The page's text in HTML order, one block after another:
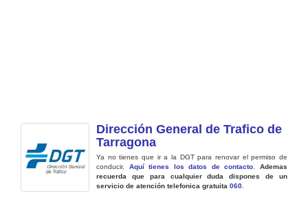
Dirección General de Trafico de
Tarragona
Ya no tienes que ir a la DGT para renovar el permiso de
conducir. Aquí tienes los datos de contacto .Ademas
recuerda que para cualquier duda dispones de un
servicio de atención telefonica gratuita 060